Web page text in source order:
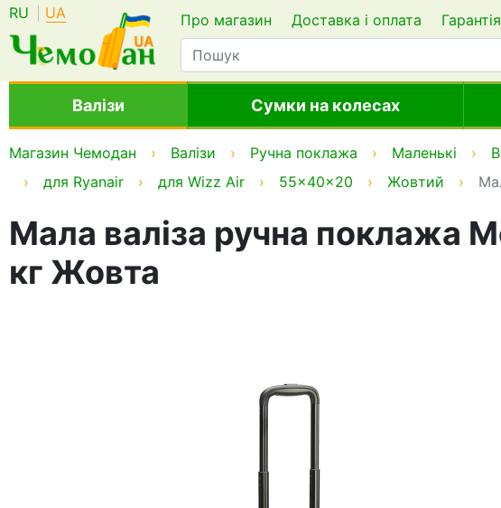
RU UA Про магазин Доставка і оплата Гарантія
Валізи Сумки на колесах
Магазин Чемодан Валізи Ручна поклажа Маленькі
для Ryanair
для Wizz Air 55x40x20 Жовтий
Мала валіза ручна поклажа
кг Жовта